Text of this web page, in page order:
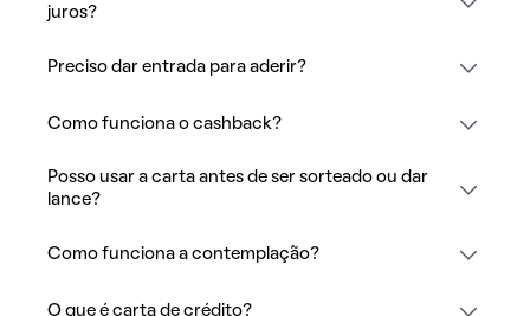
juros?
Preciso dar entrada para aderir?
Como funciona o cashback?
Posso usar a carta antes de ser sorteado ou dar
lance?
Como funciona a contemplação?
O que é carta de crédito?